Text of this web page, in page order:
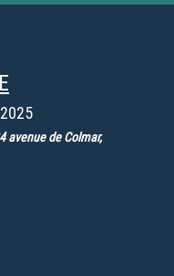
avenue de Colmar,